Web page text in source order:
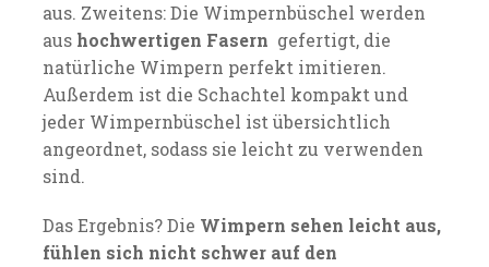
aus. Zweitens: Die Wimpernbüschel werden
aus hochwertigen Fasern gefertigt, die
natürliche Wimpern perfekt imitieren.
Außerdem ist die Schachtel kompakt und
jeder Wimpernbüschel ist übersichtlich
angeordnet, sodass sie leicht zu verwenden
sind.
Das Ergebnis? Die Wimpern sehen leicht aus,
fühlen sich nicht schwer auf den